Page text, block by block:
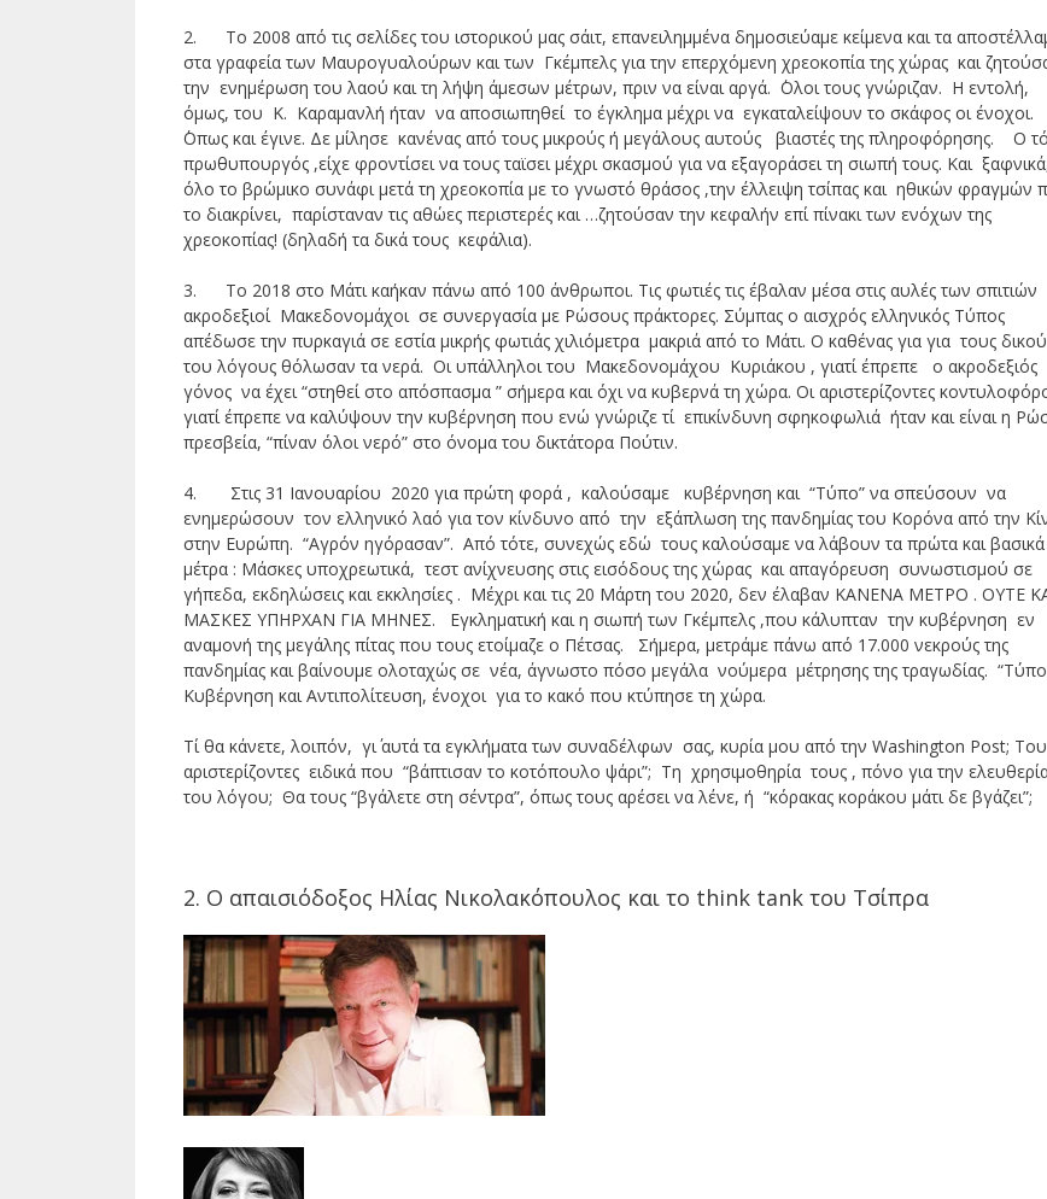
2. Το 2008 από τις σελίδες του ιστορικού μας σάιτ, επανειλημμένα δημοσιεύαμε κείμενα και τα
στα γραφεία των Μαυρογυαλούρων και των Γκέμπελς για την επερχόμενη χρεοκοπία της χώρας και
την ενημέρωση του λαού και τη λήψη άμεσων μέτρων, πριν να είναι αργά. ΄Ολοι τους γνώριζαν. Η εντολή,
όμως, του Κ. Καραμανλή ήταν να αποσιωπηθεί το έγκλημα μέχρι να εγκαταλείψουν το σκάφος οι ένοχοι.
΄Οπως και έγινε. Δε μίλησε κανένας από τους μικρούς ή μεγάλους αυτούς βιαστές της πληροφόρησης. Ο
πρωθυπουργός ,είχε φροντίσει να τους ταϊσει μέχρι σκασμού για να εξαγοράσει τη σιωπή τους. Και
όλο το βρώμικο συνάφι μετά τη χρεοκοπία με το γνωστό θράσος ,την έλλειψη τσίπας και ηθικών φραγμών
το διακρίνει, παρίσταναν τις αθώες περιστερές και …ζητούσαν την κεφαλήν επί πίνακι των ενόχων της
χρεοκοπίας! (δηλαδή τα δικά τους κεφάλια).
3. Το 2018 στο Μάτι καήκαν πάνω από 100 άνθρωποι. Τις φωτιές τις έβαλαν μέσα στις αυλές των σπιτιών
ακροδεξιοί Μακεδονομάχοι σε συνεργασία με Ρώσους πράκτορες. Σύμπας ο αισχρός ελληνικός Τύπος
απέδωσε την πυρκαγιά σε εστία μικρής φωτιάς χιλιόμετρα μακριά από το Μάτι. Ο καθένας για για τους
του λόγους θόλωσαν τα νερά. Οι υπάλληλοι του Μακεδονομάχου Κυριάκου , γιατί έπρεπε ο ακροδεξιός
γόνος να έχει “στηθεί στο απόσπασμα ” σήμερα και όχι να κυβερνά τη χώρα. Οι αριστερίζοντες
γιατί έπρεπε να καλύψουν την κυβέρνηση που ενώ γνώριζε τί επικίνδυνη σφηκοφωλιά ήταν και είναι η
πρεσβεία, “πίναν όλοι νερό” στο όνομα του δικτάτορα Πούτιν.
4. Στις 31 Ιανουαρίου 2020 για πρώτη φορά , καλούσαμε κυβέρνηση και “Τύπο” να σπεύσουν να
ενημερώσουν τον ελληνικό λαό για τον κίνδυνο από την εξάπλωση της πανδημίας του Κορόνα από την
στην Ευρώπη. “Αγρόν ηγόρασαν”. Από τότε, συνεχώς εδώ τους καλούσαμε να λάβουν τα πρώτα και βασικά
μέτρα : Μάσκες υποχρεωτικά, τεστ ανίχνευσης στις εισόδους της χώρας και απαγόρευση συνωστισμού σε
γήπεδα, εκδηλώσεις και εκκλησίες . Μέχρι και τις 20 Μάρτη του 2020, δεν έλαβαν ΚΑΝΕΝΑ ΜΕΤΡΟ . ΟΥΤΕ
ΜΑΣΚΕΣ ΥΠΗΡΧΑΝ ΓΙΑ ΜΗΝΕΣ. Εγκληματική και η σιωπή των Γκέμπελς ,που κάλυπταν την κυβέρνηση εν
αναμονή της μεγάλης πίτας που τους ετοίμαζε ο Πέτσας. Σήμερα, μετράμε πάνω από 17.000 νεκρούς της
πανδημίας και βαίνουμε ολοταχώς σε νέα, άγνωστο πόσο μεγάλα νούμερα μέτρησης της τραγωδίας.
Κυβέρνηση και Αντιπολίτευση, ένοχοι για το κακό που κτύπησε τη χώρα.
Τί θα κάνετε, λοιπόν, γι΄ αυτά τα εγκλήματα των συναδέλφων σας, κυρία μου από την Washington Post;
αριστερίζοντες ειδικά που “βάπτισαν το κοτόπουλο ψάρι”; Τη χρησιμοθηρία τους , πόνο για την
του λόγου; Θα τους “βγάλετε στη σέντρα”, όπως τους αρέσει να λένε, ή “κόρακας κοράκου μάτι δε βγάζει”;
2. Ο απαισιόδοξος Ηλίας Νικολακόπουλος και το think tank του Τσίπρα